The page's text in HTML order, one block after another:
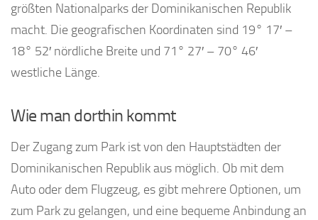
größten Nationalparks der Dominikanischen Republik
macht. Die geografischen Koordinaten sind 19° 17′ –
18° 52′ nördliche Breite und 71° 27′ – 70° 46′
westliche Länge.
Wie man dorthin kommt
Der Zugang zum Park ist von den Hauptstädten der
Dominikanischen Republik aus möglich. Ob mit dem
Auto oder dem Flugzeug, es gibt mehrere Optionen, um
zum Park zu gelangen, und eine bequeme Anbindung an